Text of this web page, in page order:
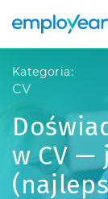
Kategoria:
CV
w CV —